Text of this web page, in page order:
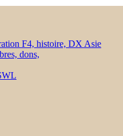
F4, histoire, DX Asie
dons,